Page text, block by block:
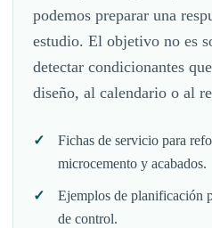
podemos preparar una
estudio. El objetivo no es
detectar condicionantes
diseño, al calendario o al
Fichas de servicio para
microcemento y acabados.
Ejemplos de planificación
de control.